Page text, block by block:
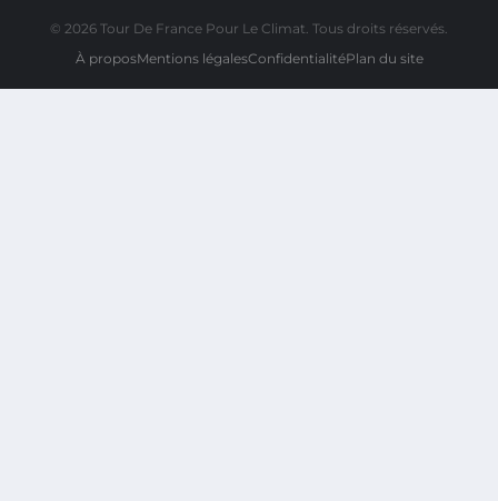
© 2026 Tour De France Pour Le Climat. Tous droits réservés.
À proposMentions légalesConfidentialitéPlan du site